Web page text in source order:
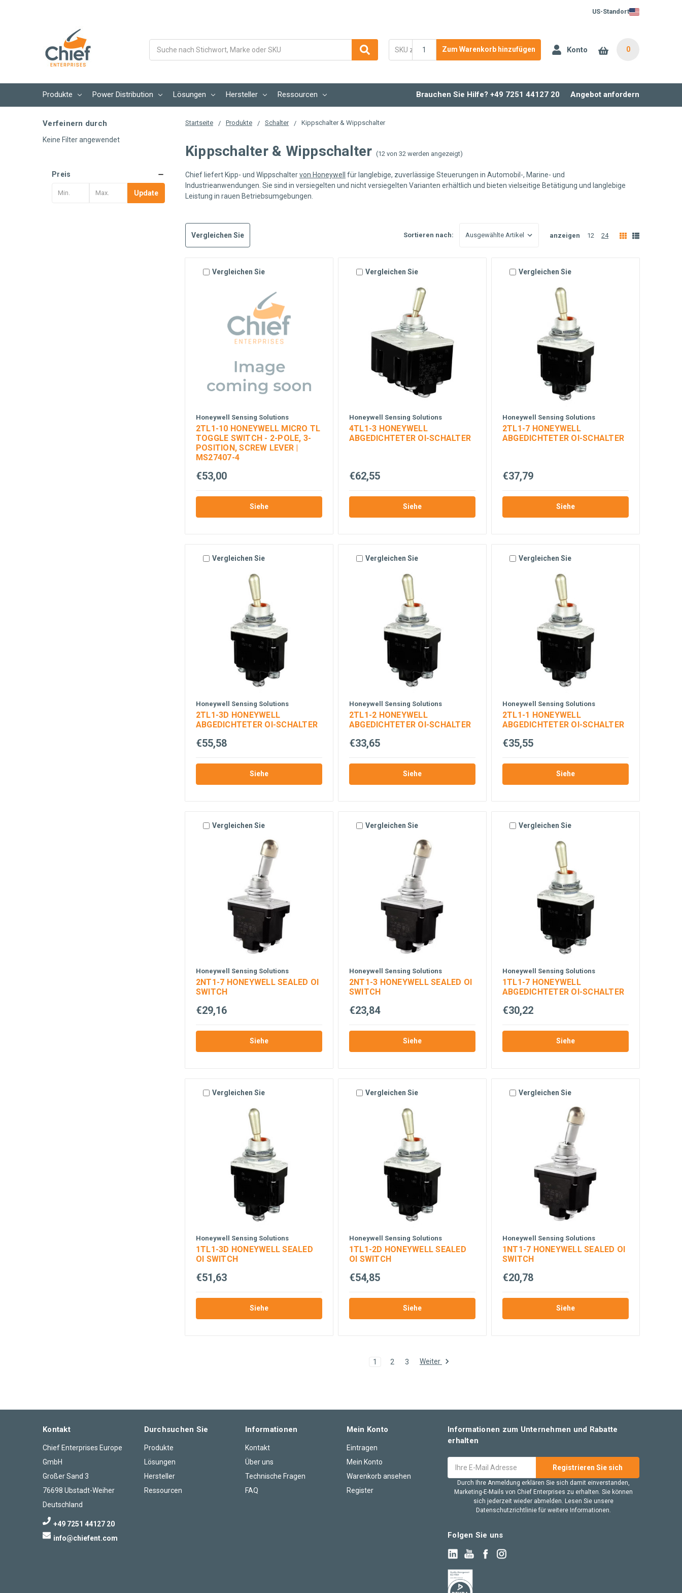
US-Standort
Zum Warenkorb hinzufügen Konto 0
Produkte Power Distribution Lösungen Hersteller Ressourcen Brauchen Sie Hilfe? +49 7251 44127 20 Angebot anfordern
Startseite Produkte Schalter Kippschalter & Wippschalter
Kippschalter & Wippschalter (12 von 32 werden angezeigt)
Chief liefert Kipp- und Wippschaltervon Honeywell
für langlebige, zuverlässige Steuerungen in Automobil-, Marine- und
Industrieanwendungen. Sie sind in versiegelten und nicht versiegelten Varianten erhältlich und bieten vielseitige Betätigung und langlebige
Leistung in rauen Betriebsumgebungen.
Verfeinern durch
Keine Filter angewendet
Preis
Update
Vergleichen Sie Sortieren nach: anzeigen 12 24
Vergleichen Sie
Honeywell Sensing Solutions
2TL1-10 HONEYWELL MICRO TL
TOGGLE SWITCH - 2-POLE, 3-
POSITION, SCREW LEVER |
MS27407-4
€53,00
Siehe
Vergleichen Sie
Honeywell Sensing Solutions
4TL1-3 HONEYWELL
ABGEDICHTETER OI-SCHALTER
€62,55
Siehe
Vergleichen Sie
Honeywell Sensing Solutions
2TL1-7 HONEYWELL
ABGEDICHTETER OI-SCHALTER
€37,79
Siehe
Vergleichen Sie
Honeywell Sensing Solutions
2TL1-3D HONEYWELL
ABGEDICHTETER OI-SCHALTER
€55,58
Siehe
Vergleichen Sie
Honeywell Sensing Solutions
2TL1-2 HONEYWELL
ABGEDICHTETER OI-SCHALTER
€33,65
Siehe
Vergleichen Sie
Honeywell Sensing Solutions
2TL1-1 HONEYWELL
ABGEDICHTETER OI-SCHALTER
€35,55
Siehe
Vergleichen Sie
Honeywell Sensing Solutions
2NT1-7 HONEYWELL SEALED OI
SWITCH
€29,16
Siehe
Vergleichen Sie
Honeywell Sensing Solutions
2NT1-3 HONEYWELL SEALED OI
SWITCH
€23,84
Siehe
Vergleichen Sie
Honeywell Sensing Solutions
1TL1-7 HONEYWELL
ABGEDICHTETER OI-SCHALTER
€30,22
Siehe
Vergleichen Sie
Honeywell Sensing Solutions
1TL1-3D HONEYWELL SEALED
OI SWITCH
€51,63
Siehe
Vergleichen Sie
Honeywell Sensing Solutions
1TL1-2D HONEYWELL SEALED
OI SWITCH
€54,85
Siehe
Vergleichen Sie
Honeywell Sensing Solutions
1NT1-7 HONEYWELL SEALED OI
SWITCH
€20,78
Siehe
1 2 3 Weiter
Kontakt
Chief Enterprises Europe
GmbH
Großer Sand 3
76698 Ubstadt-Weiher
Deutschland
+49 7251 44127 20
info@chiefent.com
Durchsuchen Sie
Produkte
Lösungen
Hersteller
Ressourcen
Informationen
Kontakt
Über uns
Technische Fragen
FAQ
Mein Konto
Eintragen
Mein Konto
Warenkorb ansehen
Register
Informationen zum Unternehmen und Rabatte
erhalten
Mail
Adresse
Durch Ihre Anmeldung erklären Sie sich damit einverstanden,
Marketing-E-Mails von Chief Enterprises zu erhalten. Sie können
sich jederzeit wieder abmelden. Lesen Sie unsere
Datenschutzrichtlinie für weitere Informationen.
Folgen Sie uns